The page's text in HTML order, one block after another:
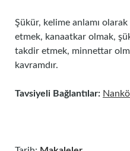
Şükür, kelime anlamı
etmek, kanaatkar olmak,
takdir etmek, minnettar
kavramdır.
Tavsiyeli Bağlantılar: